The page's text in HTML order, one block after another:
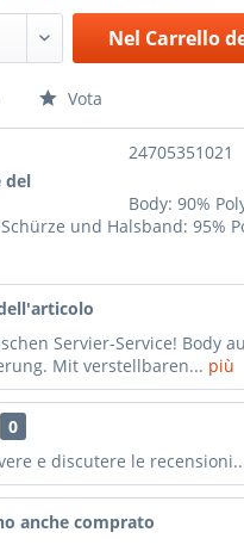
Nel Carrello
Vota
24705351021
del
Body: 90%
und Halsband: 95%
Servier-Service! Body
Mit verstellbaren... più
0
e discutere le
anche comprato